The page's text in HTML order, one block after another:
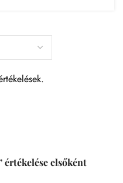
értékelése elsőként